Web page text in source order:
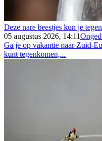
Deze nare beestjes kun je
05 augustus 2026, 14:11
Ga je op vakantie naar Zuid-
kunt tegenkomen,...